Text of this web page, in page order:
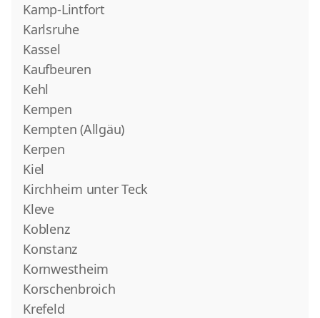
Kamp-Lintfort
Karlsruhe
Kassel
Kaufbeuren
Kehl
Kempen
Kempten (Allgäu)
Kerpen
Kiel
Kirchheim unter Teck
Kleve
Koblenz
Konstanz
Kornwestheim
Korschenbroich
Krefeld